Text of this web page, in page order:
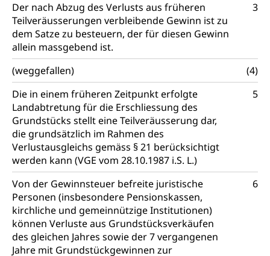
Der nach Abzug des Verlusts aus früheren
Teilveräusserungen verbleibende Gewinn ist zu
dem Satze zu besteuern, der für diesen Gewinn
allein massgebend ist.
3
(weggefallen)
(4)
Die in einem früheren Zeitpunkt erfolgte
Landabtretung für die Erschliessung des
Grundstücks stellt eine Teilveräusserung dar,
die grundsätzlich im Rahmen des
Verlustausgleichs gemäss § 21 berücksichtigt
werden kann (VGE vom 28.10.1987 i.S. L.)
5
Von der Gewinnsteuer befreite juristische
Personen (insbesondere Pensionskassen,
kirchliche und gemeinnützige Institutionen)
können Verluste aus Grundstücksverkäufen
des gleichen Jahres sowie der 7 vergangenen
Jahre mit Grundstückgewinnen zur
6
Heilpädagogische Schulen
Freiwilliger Schulsport
Kinderbetreuung
Freiwilliges Kindergarten Jahr
Frühe Sprachförderung
Kindergarten & Basisstufe
Frühe Förderung
Gesundheit und Soziales
Konsumentenschutz
Konsumentenrechte, Produktsicherheit,
Preisüberwachung, Preisüberwacher,
Konsumentenorganisation, parallele Einfuhr,
regionale Erschöpfung, nationale Erschöpfung,
internationale Erschöpfung, Preisabsprache, Kartell,
Cassis-deDijon-Prinzip
Lebensmittelkontrolle und
Verbraucherschutz
Krankenversicherung
Unfallversicherung, Berufsunfallversicherung,
Krankheit, Unfall, Prämienverbilligung,
Krankenkasse
Krankenversicherung (WAS Luzern)
Lebensmittelsicherheit